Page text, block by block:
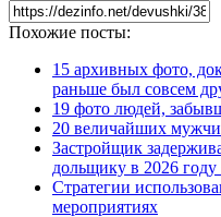
Похожие посты:
15 архивных фото,
раньше был совсем
19 фото людей,
20 величайших
Застройщик
дольщику в 2026
Стратегии
мероприятиях